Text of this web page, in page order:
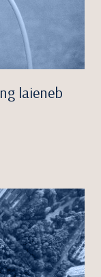
laieneb